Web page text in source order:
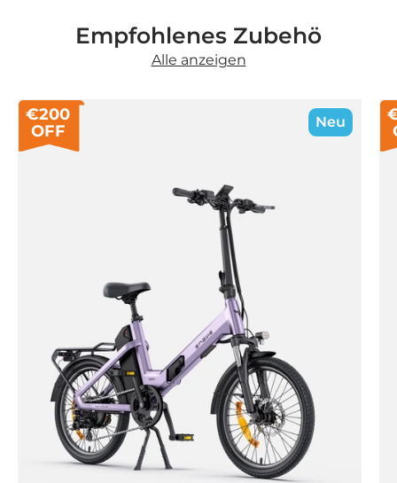
Empfohlenes Zubehö
Alle anzeigen
Neu
€200
OFF